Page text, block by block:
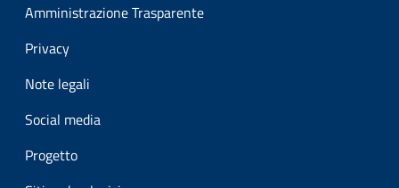
Amministrazione Trasparente
Privacy
Note legali
Social media
Progetto